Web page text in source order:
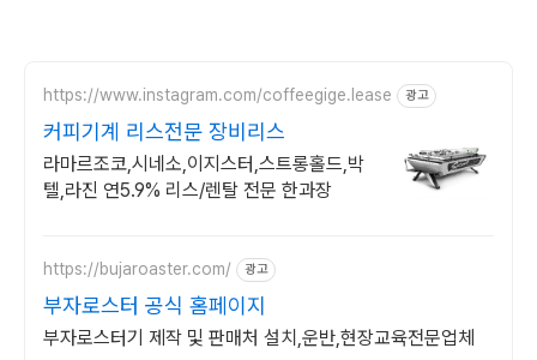
https://www.instagram.com/coffeegige.lease 광고
커피기계 리스전문 장비리스
라마르조코,시네소,이지스터,스트롱홀드,박
텔,라진 연5.9% 리스/렌탈 전문 한과장
https://bujaroaster.com/ 광고
부자로스터 공식 홈페이지
부자로스터기 제작 및 판매처 설치,운반,현장교육전문업체